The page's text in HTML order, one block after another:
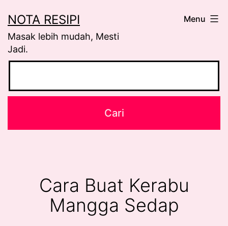
to
content
NOTA RESIPI
Masak lebih mudah, Mesti
Jadi.
Menu
Cara Buat Kerabu
Mangga Sedap